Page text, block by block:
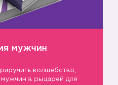
мужчин
волшебство,
в рыцарей для